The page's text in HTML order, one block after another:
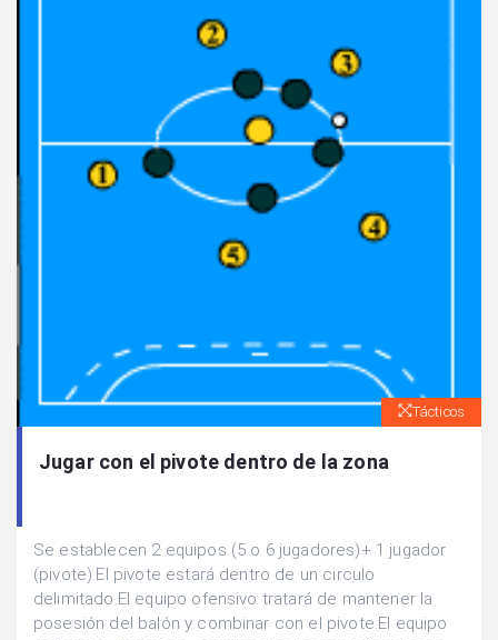
Tácticos
Jugar con el pivote dentro de la zona
Se establecen 2 equipos (5 o 6 jugadores)+ 1 jugador
(pivote).El pivote estará dentro de un circulo
delimitado.El equipo ofensivo tratará de mantener la
posesión del balón y combinar con el pivote.El equipo